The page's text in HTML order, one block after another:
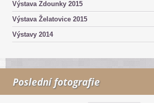
Výstava Zdounky 2015
Výstava Želatovice 2015
Výstavy 2014
Poslední fotografie